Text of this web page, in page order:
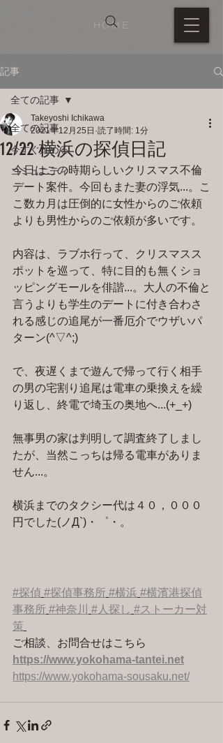
HOME
記事
全ての記事
今すぐ始める
コミュニティ
全ての記事
12/22 横浜の探偵日記
Takeyoshi Ichikawa
2021年12月25日 読了時間: 1分
今日はこの時期らしいクリスマス不倫
デート案件。今回もまた妻の浮気...。こ
こ数カ月は圧倒的に女性からのご依頼
よりも男性からのご依頼が多いです。
内容は、ラブホ行って、クリスマスス
ポットを巡って、特に目的も無くショ
ッピングモールを俳諧...。大人の不倫と
言うよりも学生のデートに付き合わさ
れる感じの追尾が一番厄介でウザいパ
ターン(^▽^;)
で、夜遅くまで遊んで帰って行く相手
の男の宅割り追尾は電車の乗換えを繰
り返し、終電で埼玉の奥地へ...(+_+)
無事男の家は判明して調査終了しまし
たが、当然こっちは帰る電車がありま
せん...。
横浜までのタクシー代は４０，０００
円でした(ノД`)・゜・。
#探偵 #探偵事務所 #横浜 #横濱港探偵
事務所 #神奈川 #人探し #ストーカー対
策
ご相談、お問合せはこちら
https://www.yokohama-tantei.net
https://www.yokohama-sousaku.net/